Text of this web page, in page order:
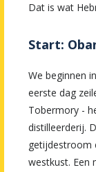
Dat is wat
Start:
We beginnen
eerste dag
Tobermory -
distilleerderij.
getijdestroom
westkust. Een